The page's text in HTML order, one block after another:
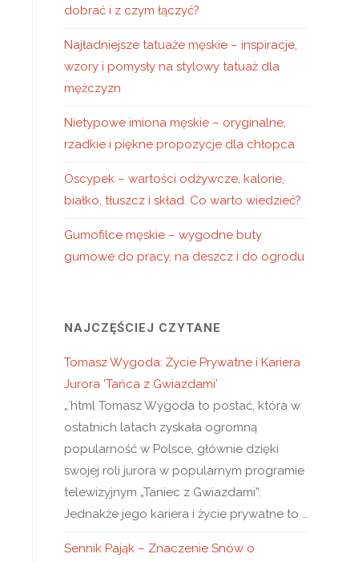
dobrać i z czym łączyć?
Najładniejsze tatuaże męskie – inspiracje,
wzory i pomysły na stylowy tatuaż dla
mężczyzn
Nietypowe imiona męskie – oryginalne,
rzadkie i piękne propozycje dla chłopca
Oscypek – wartości odżywcze, kalorie,
białko, tłuszcz i skład. Co warto wiedzieć?
Gumofilce męskie – wygodne buty
gumowe do pracy, na deszcz i do ogrodu
NAJCZĘŚCIEJ CZYTANE
Tomasz Wygoda: Życie Prywatne i Kariera
Jurora 'Tańca z Gwiazdami’
„`html Tomasz Wygoda to postać, która w
ostatnich latach zyskała ogromną
popularność w Polsce, głównie dzięki
swojej roli jurora w popularnym programie
telewizyjnym „Taniec z Gwiazdami”.
Jednakże jego kariera i życie prywatne to …
Sennik Pająk – Znaczenie Snów o